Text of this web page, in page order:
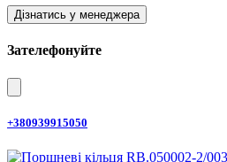
Дізнатись у менеджера
Зателефонуйте
+380939915050